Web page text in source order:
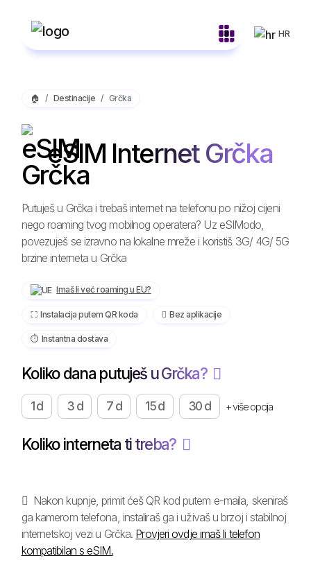
HR
🏠 Destinacije Grčka
eSIM Internet Grčka
Putuješ u Grčka i trebaš internet na telefonu po nižoj cijeni
nego roaming tvog mobilnog operatera? Uz eSIModo,
povezuješ se izravno na lokalne mreže i koristiš 3G/ 4G/ 5G
brzine interneta u Grčka
Imaš li već roaming u EU?
⛶️️ Instalacija putem QR koda ️ Bez aplikacije
⏱️️ Instantna dostava
Koliko dana putuješ u Grčka?
1 d 3 d 7 d 15 d 30 d + više opcija
Koliko interneta ti treba?
Nakon kupnje, primit ćeš QR kod putem e-maila, skeniraš
ga kamerom telefona, instaliraš ga i uživaš u brzoj i stabilnoj
internetskoj vezi u Grčka. Provjeri ovdje imaš li telefon
kompatibilan s eSIM.